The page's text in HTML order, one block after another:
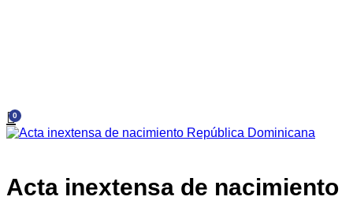
0
Acta inextensa de nacimiento